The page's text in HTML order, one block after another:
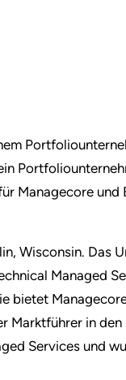
Managecore und
Wisconsin. Das
Managed
bietet
Marktführer in den
Services und